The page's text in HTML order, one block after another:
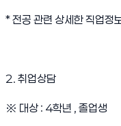
*전공 관련 상세한 직업정
2. 취업상담
※ 대상 : 4학년 , 졸업생